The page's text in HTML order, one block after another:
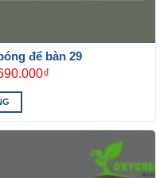
để bàn 29
₫Giá